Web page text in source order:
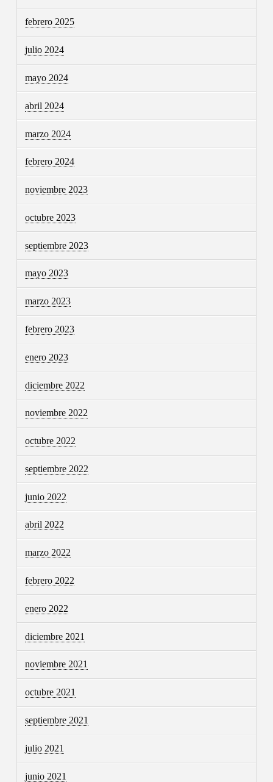
febrero 2025
julio 2024
mayo 2024
abril 2024
marzo 2024
febrero 2024
noviembre 2023
octubre 2023
septiembre 2023
mayo 2023
marzo 2023
febrero 2023
enero 2023
diciembre 2022
noviembre 2022
octubre 2022
septiembre 2022
junio 2022
abril 2022
marzo 2022
febrero 2022
enero 2022
diciembre 2021
noviembre 2021
octubre 2021
septiembre 2021
julio 2021
junio 2021